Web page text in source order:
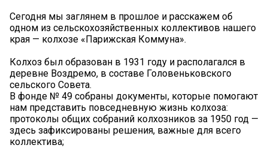
Сегодня мы заглянем в прошлое и расскажем об
одном из сельскохозяйственных коллективов нашего
края — колхозе «Парижская Коммуна».
Колхоз был образован в 1931 году и располагался в
деревне Воздремо, в составе Головеньковского
сельского Совета.
В фонде № 49 собраны документы, которые помогают
нам представить повседневную жизнь колхоза:
протоколы общих собраний колхозников за 1950 год —
здесь зафиксированы решения, важные для всего
коллектива;